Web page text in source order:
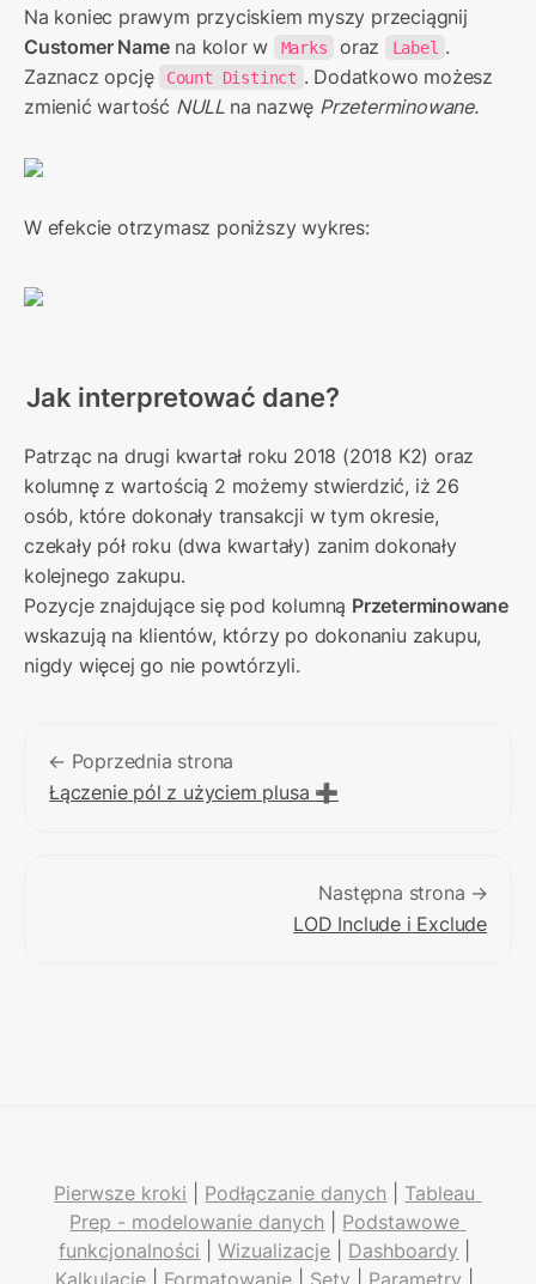
Customer Name na kolor w Marks oraz Label .
Zaznacz opcję
Count Distinct . Dodatkowo możesz
zmienić wartość NULL na nazwę Przeterminowane.
W efekcie otrzymasz poniższy wykres:
Jak interpretować dane?
Patrząc na drugi kwartał roku 2018 (2018 K2) oraz
kolumnę z wartością 2 możemy stwierdzić, iż 26
osób, które dokonały transakcji w tym okresie,
czekały pół roku (dwa kwartały) zanim dokonały
kolejnego zakupu.
Pozycje znajdujące się pod kolumną Przeterminowane
wskazują na klientów, którzy po dokonaniu zakupu,
nigdy więcej go nie powtórzyli.
← Poprzednia strona
Łączenie pól z użyciem plusa ➕
Następna strona →
LOD Include i Exclude
Pierwsze kroki Podłączanie danych
Tableau
Prep - modelowanie danych
Podstawowe
funkcjonalności | Wizualizacje Dashboardy
Kalkulacje
Formatowanie Sety Parametry